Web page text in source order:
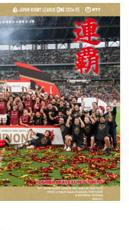
概要
Facebook Youtube
プのご案内